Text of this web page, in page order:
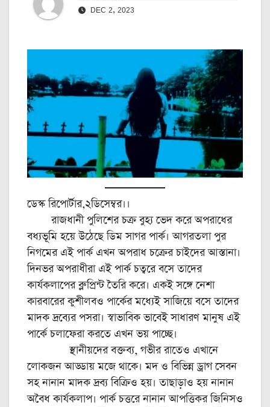
DEC 2, 2023
ডেস্ক রিপোর্টার,২ডিসেম্বর।।
রাজধানী পুলিশের চক্র বুহ্য ভেদ করে অপরাধের
বধ্যভূমি হয়ে উঠেছে ডিম সাগর পার্ক। আগরতলা পুর
নিগমের এই পার্ক এখন অপরাধ চক্রের চাইদের আস্তানা।
দিনভর অপরাধীরা এই পার্ক চত্বরে বসে তাদের
কার্যকলাপের ব্লু প্রিন্ট তৈরি করে। একই সঙ্গে নেশা
কারবারের কুশীলবও পার্কের মধ্যেই সাজিয়ে বসে তাদের
মাদক দ্রব্যের পসরা। স্বাভাবিক ভাবেই সাধারণ মানুষ এই
পার্কে চলাফেরা করতে এখন ভয় পাচ্ছে।
স্থানীয়দের বক্তব্য, গভীর রাতেও এখানে
লোকজন আড্ডায় মজে থাকে। মদ ও বিভিন্ন ড্রাগ সেবন
সহ নানান মাদক দ্রব্য বিক্রিও হয়। তাছাড়াও হয় নানান
অবৈধ কার্যকলাপ। পার্ক চত্তরে নানান আপত্তিকর জিনিসও